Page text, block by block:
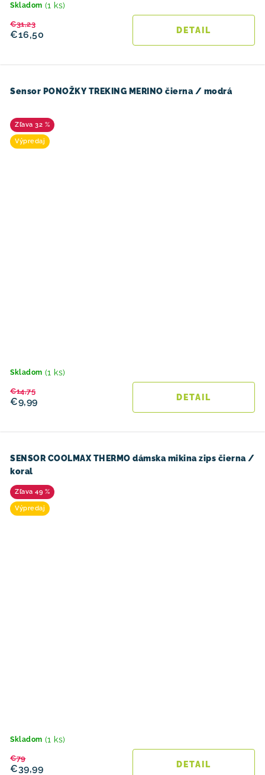
Skladom (1 ks)
€16,50
€31,23
DETAIL
Sensor PONOŽKY TREKING MERINO čierna / modrá
32 %
Výpredaj
Skladom (1 ks)
€9,99
€14,75
DETAIL
SENSOR COOLMAX THERMO dámska mikina zips čierna /
koral
49 %
Výpredaj
Skladom (1 ks)
€39,99
€79
DETAIL